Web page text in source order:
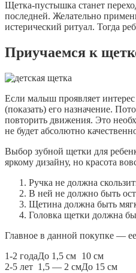
Щетка-пустышка станет
последней. Желательно
истерический ритуал. Тогда
Приучаемся к
Если малыш проявляет
(показать) его назначение.
повторить движения. Это
не будет абсолютно
Выбор зубной щетки для
яркому дизайну, но красота
Ручка не должна
В ней не должно быть
Щетина должна быть
Головка щетки должна
Главное в данной покупке —
1-2 годаДо 1,5 см 10 см
2-5 лет 1,5 — 2 смДо 15 см